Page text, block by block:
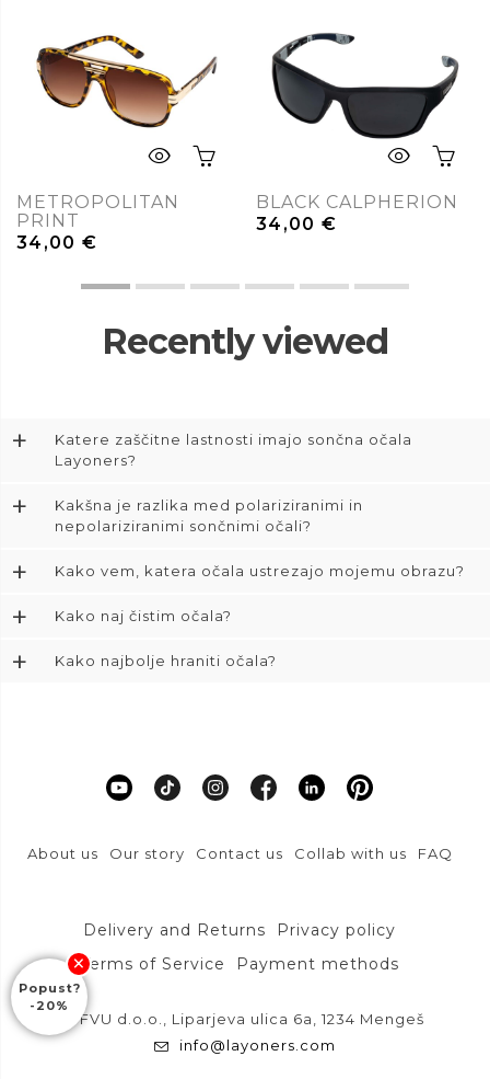
METROPOLITAN
PRINT
34,00€
BLACK CALPHERION
34,00€
Recently viewed
+
Katere zaščitne lastnosti imajo sončna očala
Layoners?
+
Kakšna je razlika med polariziranimi in
nepolariziranimi sončnimi očali?
+ Kako vem, katera očala ustrezajo mojemu obrazu?
+ Kako naj čistim očala?
+ Kako najbolje hraniti očala?
About us Our story Contact us Collab with us FAQ
Delivery and Returns
Privacy policy
Terms of Service
Payment methods
DFVU d.o.o., Liparjeva ulica 6a, 1234 Mengeš
info@layoners.com
Popust?
-20%